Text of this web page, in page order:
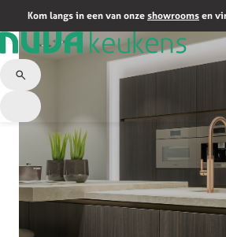
Kom langs in een van onze showrooms en